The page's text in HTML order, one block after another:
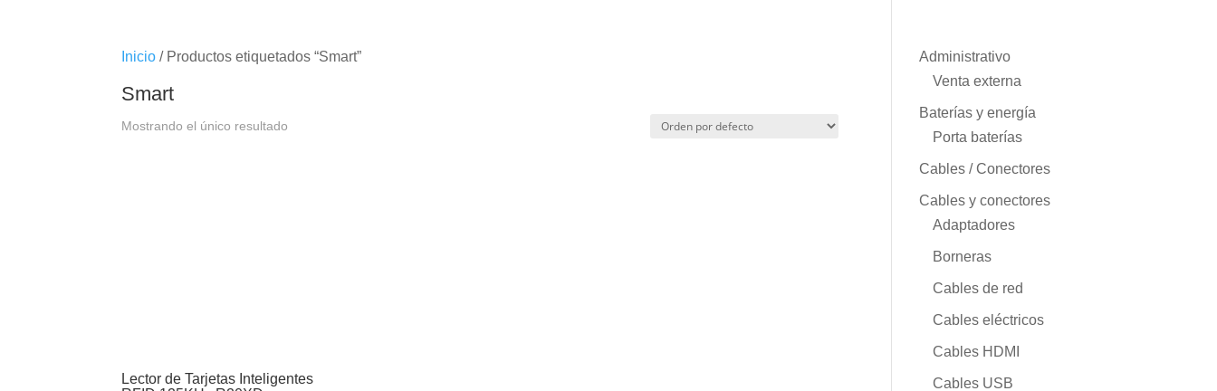
Inicio / Productos etiquetados “Smart”
Smart
Mostrando el único resultado
Lector de Tarjetas Inteligentes
Administrativo
Venta externa
Baterías y energía
Porta baterías
Cables / Conectores
Cables y conectores
Adaptadores
Borneras
Cables de red
Cables eléctricos
Cables HDMI
Cables USB